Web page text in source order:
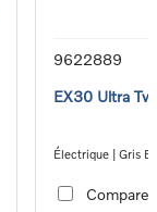
9622889
EX30 Ultra
Électrique | Gris
Comparer